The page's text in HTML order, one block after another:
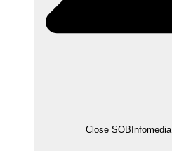
Close SOBInfomedia